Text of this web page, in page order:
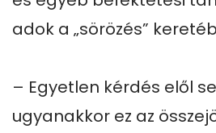
adok a „sörözés”
– Egyetlen kérdés elől
ugyanakkor ez az